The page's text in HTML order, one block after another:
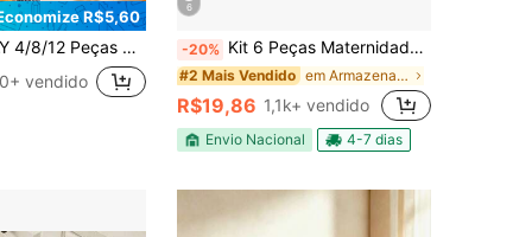
R$5,60
Sem Necessidade de Perfuração, Adequado para Decoração de Berçário, Essenciais para Bebê, Decoração de Parede para Recém-Nascidos, Quarto de Crianças
vendido
6
-20% Kit 6 Peças Maternidade – 5 Saquinhos Organizadores + 1 Porta Fralda/Remédio Necessaire
#2 Mais Vendido em Armazenamento de berçário
R$19,86 1,1k+ vendido
Envio Nacional 4-7 dias